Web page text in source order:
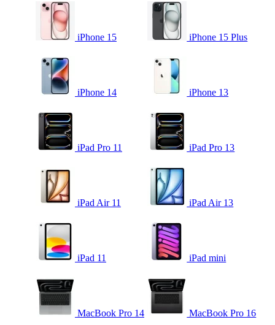
iPhone 15 iPhone 15 Plus
iPhone 14 iPhone 13
iPad Pro 11 iPad Pro 13
iPad Air 11 iPad Air 13
iPad 11 iPad mini
MacBook Pro 14 MacBook Pro 16